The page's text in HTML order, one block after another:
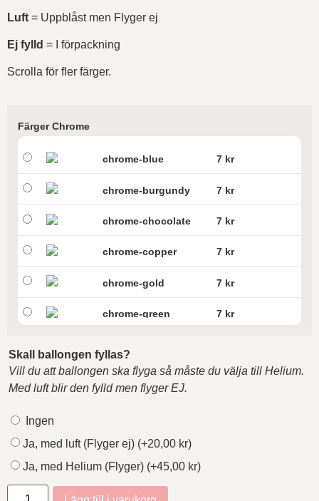
Luft = Uppblåst men Flyger ej
Ej fylld = I förpackning
Scrolla för fler färger.
Färger Chrome
chrome-blue 7 kr
chrome-burgundy 7 kr
chrome-chocolate 7 kr
chrome-copper 7 kr
chrome-gold 7 kr
chrome-green 7 kr
chrome-navy 7 kr
chrome-pink-gold
chrome-red
Skall ballongen fyllas?
Vill du att ballongen ska flyga så måste du välja till Helium.
Med luft blir den fylld men flyger EJ.
Ingen
Ja, med luft (Flyger ej) (+20,00 kr)
Ja, med Helium (Flyger) (+45,00 kr)